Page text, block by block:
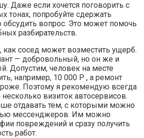
Даже если хочется поговорить с
тонах, попробуйте сдержать
вопрос. Это может помочь
разбирательств.
сосед может возместить ущерб.
— добровольный, но он же и
Допустим, человек на месте
например, 10 000 Р , а ремонт
Поэтому я рекомендую всегда
визиток автосервисов.
отдавать тем, с которыми можно
мессенджеров. Им можно
повреждений и сразу получить
работ.